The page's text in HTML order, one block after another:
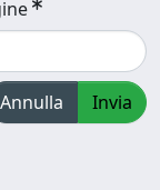
Annulla Invia